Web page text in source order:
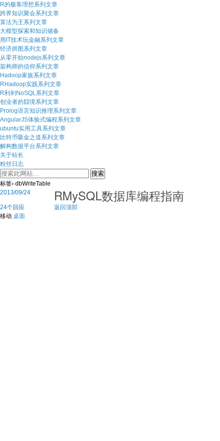
R的极客理想系列文章
跨界知识聚会系列文章
算法为王系列文章
大模型探索和知识储备
用IT技术玩金融系列文章
经济拼图系列文章
从零开始nodejs系列文章
架构师的信仰系列文章
Hadoop家族系列文章
RHadoop实践系列文章
R利剑NoSQL系列文章
创业者的囧境系列文章
Prolog语言知识推理系列文章
AngularJS体验式编程系列文章
ubuntu实用工具系列文章
比特币吸金之道系列文章
解构数据平台系列文章
关于站长
粉丝日志
标签› dbWriteTable
2013/09/24
RMySQL数据库编程指南
24个回应
返回顶部
移动 桌面